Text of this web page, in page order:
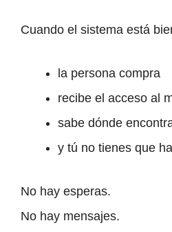
Cuando el sistema está
la persona compra
recibe el acceso al
sabe dónde
y tú no tienes que
No hay esperas.
No hay mensajes.